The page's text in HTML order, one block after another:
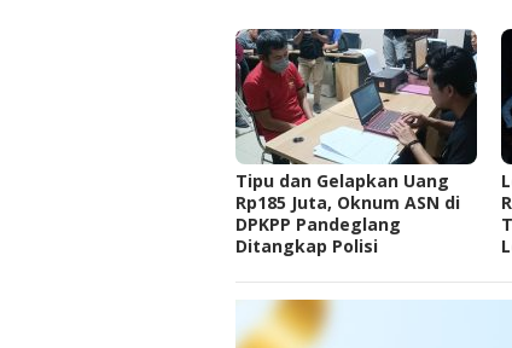
Tipu dan Gelapkan Uang
Rp185 Juta, Oknum ASN di
DPKPP Pandeglang
Ditangkap Polisi